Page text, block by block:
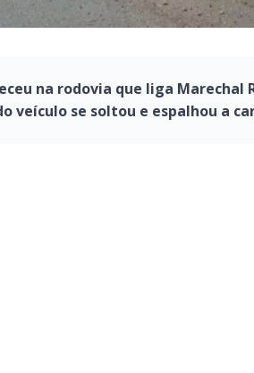
na rodovia que liga Marechal
veículo se soltou e espalhou a